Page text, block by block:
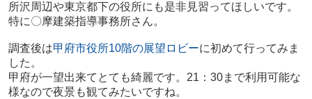
所沢周辺や東京都下の役所にも是非見習ってほしいです。
特に〇摩建築指導事務所さん。
調査後は甲府市役所10階の展望ロビーに初めて行ってみま
した。
甲府が一望出来てとても綺麗です。21：30まで利用可能な
様なので夜景も観てみたいですね。